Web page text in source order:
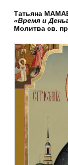
Татьяна
«Время и
Молитва св.